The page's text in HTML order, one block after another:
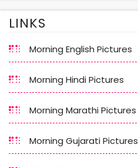
LINKS
Morning English Pictures
Morning Hindi Pictures
Morning Marathi Pictures
Morning Gujarati Pictures